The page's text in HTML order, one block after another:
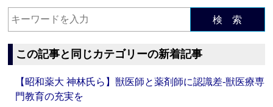
検 索
この記事と同じカテゴリーの新着記事
【昭和薬大 神林氏ら】獣医師と薬剤師に認識差‐獣医療専
門教育の充実を